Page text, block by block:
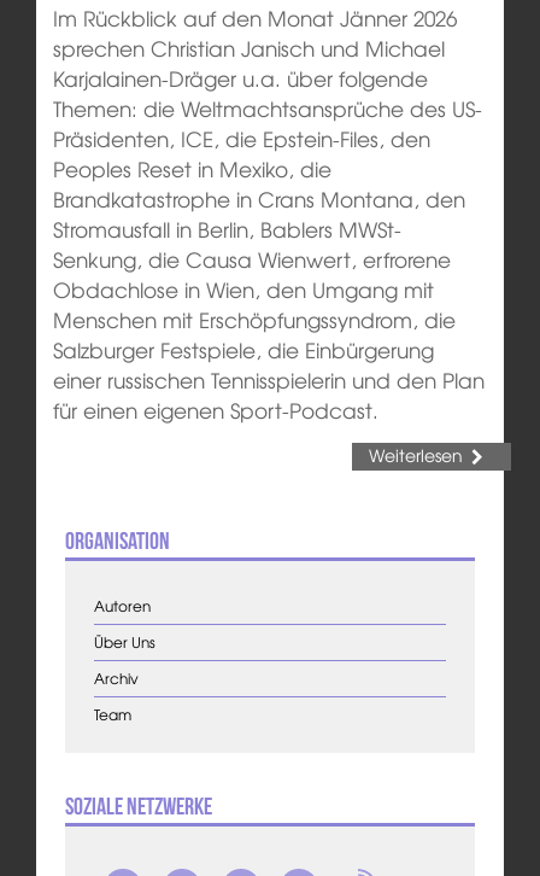
Im Rückblick auf den Monat Jänner 2026
sprechen Christian Janisch und Michael
Karjalainen-Dräger u.a. über folgende
Themen: die Weltmachtsansprüche des US-
Präsidenten, ICE, die Epstein-Files, den
Peoples Reset in Mexiko, die
Brandkatastrophe in Crans Montana, den
Stromausfall in Berlin, Bablers MWSt-
Senkung, die Causa Wienwert, erfrorene
Obdachlose in Wien, den Umgang mit
Menschen mit Erschöpfungssyndrom, die
Salzburger Festspiele, die Einbürgerung
einer russischen Tennisspielerin und den Plan
für einen eigenen Sport-Podcast.
Weiterlesen
Organisation
Autoren
Über Uns
Archiv
Team
Soziale Netzwerke